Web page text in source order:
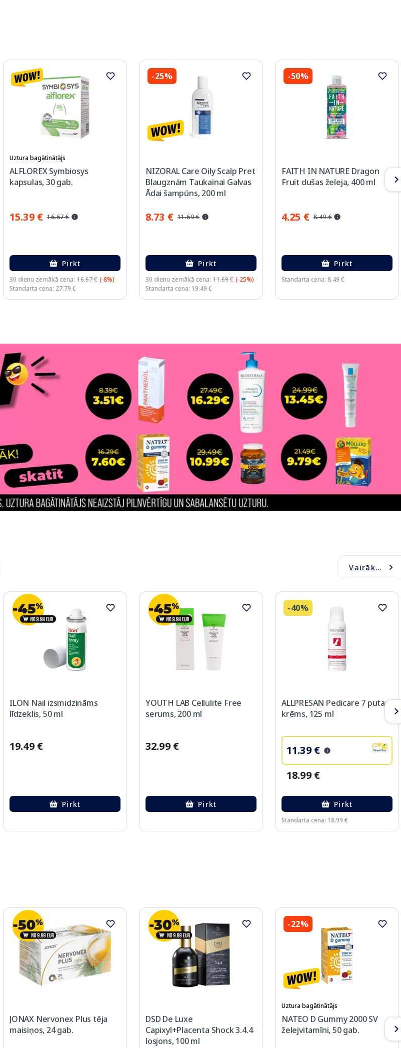
Uztura bagātinātājs
ALFLOREX Symbiosys
kapsulas, 30 gab.
15.39 € 16.67 €
Pirkt
30 dienu zemākā cena: 16.67 € (-8%)
Standarta cena: 27.79 €
-25%
NIZORAL Care Oily Scalp Pret
Blaugznām Taukainai Galvas
Ādai šampūns, 200 ml
8.73 € 11.69 €
Pirkt
30 dienu zemākā cena: 11.69 € (-25%)
Standarta cena: 19.49 €
-50%
FAITH IN NATURE Dragon
Fruit dušas želeja, 400 ml
4.25 € 8.49 €
Pirkt
Standarta cena: 8.49 €
Vairāk...
ILON Nail izsmidzināms
līdzeklis, 50 ml
19.49 €
Pirkt
YOUTH LAB Cellulite Free
serums, 200 ml
32.99 €
Pirkt
-40%
ALLPRESAN Pedicare 7 putas-
krēms, 125 ml
11.39 €
18.99 €
Pirkt
Standarta cena: 18.99 €
JONAX Nervonex Plus tēja
maisiņos, 24 gab.
DSD De Luxe
Capixyl+Placenta Shock 3.4.4
losjons, 100 ml
-22%
Uztura bagātinātājs
NATEO D Gummy 2000 SV
želejvitamīni, 50 gab.